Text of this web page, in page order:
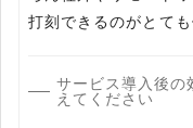
打刻できるのがとても
サービス導入後の
えてください